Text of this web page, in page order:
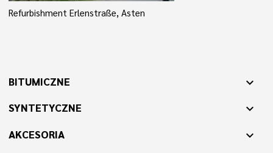
Refurbishment Erlenstraße, Asten
BITUMICZNE expand_more
SYNTETYCZNE expand_more
AKCESORIA expand_more